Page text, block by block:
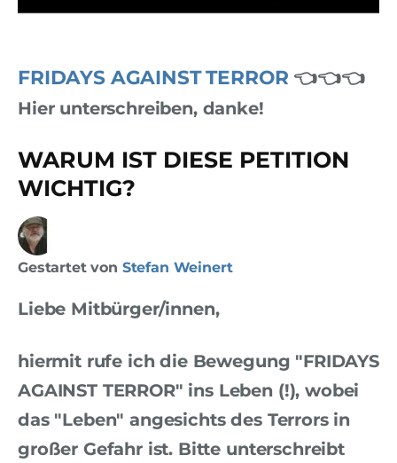
FRIDAYS AGAINST TERROR 👈👈👈
Hier unterschreiben, danke!
WARUM IST DIESE PETITION
WICHTIG?
Gestartet von Stefan Weinert
Liebe Mitbürger/innen,
hiermit rufe ich die Bewegung "FRIDAYS
AGAINST TERROR" ins Leben (!), wobei
das "Leben" angesichts des Terrors in
großer Gefahr ist. Bitte unterschreibt